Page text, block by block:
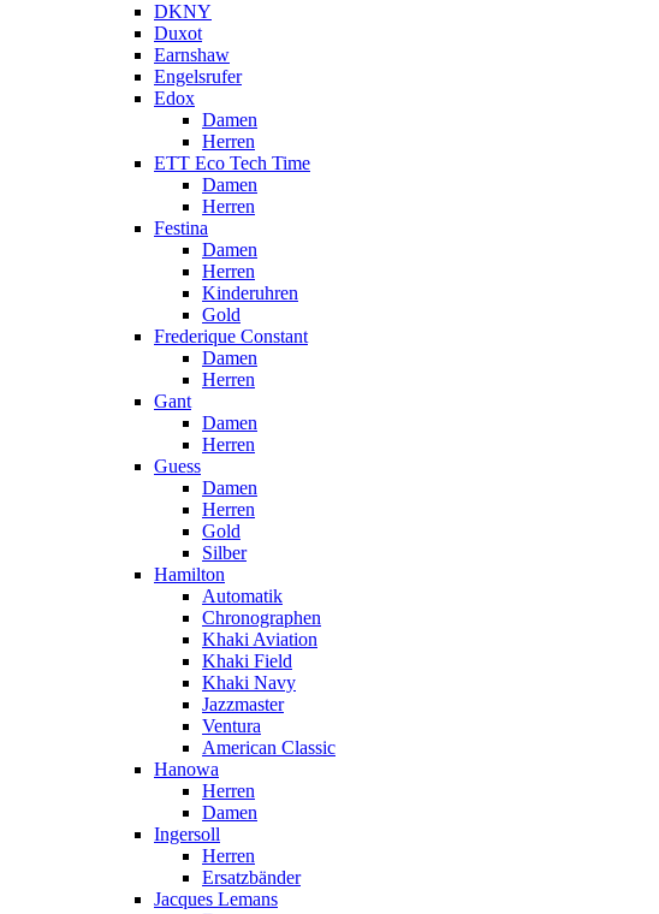
DKNY
Duxot
Earnshaw
Engelsrufer
Edox
Damen
Herren
ETT Eco Tech Time
Damen
Herren
Festina
Damen
Herren
Kinderuhren
Gold
Frederique Constant
Damen
Herren
Gant
Damen
Herren
Guess
Damen
Herren
Gold
Silber
Hamilton
Automatik
Chronographen
Khaki Aviation
Khaki Field
Khaki Navy
Jazzmaster
Ventura
American Classic
Hanowa
Herren
Damen
Ingersoll
Herren
Ersatzbänder
Jacques Lemans